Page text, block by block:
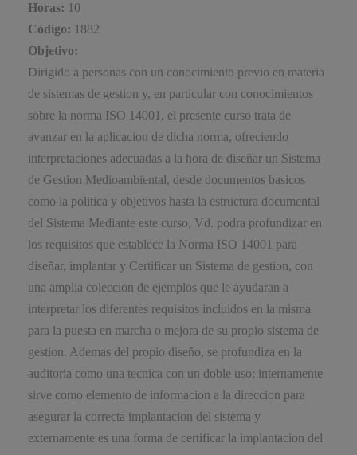
Horas: 10
Código: 1882
Objetivo:
Dirigido a personas con un conocimiento previo en materia
de sistemas de gestion y, en particular con conocimientos
sobre la norma ISO 14001, el presente curso trata de
avanzar en la aplicacion de dicha norma, ofreciendo
interpretaciones adecuadas a la hora de diseñar un Sistema
de Gestion Medioambiental, desde documentos basicos
como la politica y objetivos hasta la estructura documental
del Sistema Mediante este curso, Vd. podra profundizar en
los requisitos que establece la Norma ISO 14001 para
diseñar, implantar y Certificar un Sistema de gestion, con
una amplia coleccion de ejemplos que le ayudaran a
interpretar los diferentes requisitos incluidos en la misma
para la puesta en marcha o mejora de su propio sistema de
gestion. Ademas del propio diseño, se profundiza en la
auditoria como una tecnica con un doble uso: internamente
sirve como elemento de informacion a la direccion para
asegurar la correcta implantacion del sistema y
externamente es una forma de certificar la implantacion del